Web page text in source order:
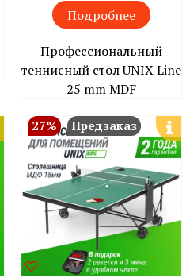
Подробнее
Профессиональный
теннисный стол UNIX Line
25 mm MDF
27% Предзаказ